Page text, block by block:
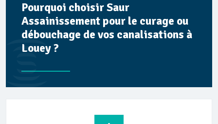
Pourquoi choisir Saur
Assainissement pour le curage ou
débouchage de vos canalisations à
Louey ?